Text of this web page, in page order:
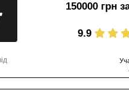
150000 грн
9.9